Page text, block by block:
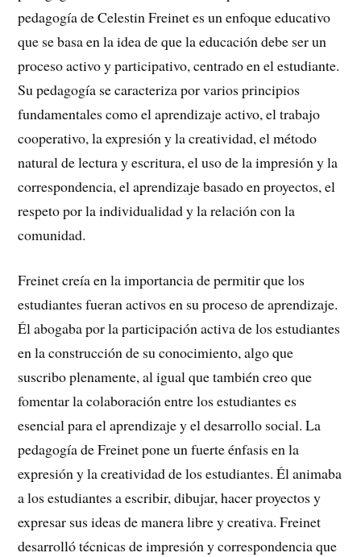
pedagogía de Celestin Freinet es un enfoque educativo
que se basa en la idea de que la educación debe ser un
proceso activo y participativo, centrado en el estudiante.
Su pedagogía se caracteriza por varios principios
fundamentales como el aprendizaje activo, el trabajo
cooperativo, la expresión y la creatividad, el método
natural de lectura y escritura, el uso de la impresión y la
correspondencia, el aprendizaje basado en proyectos, el
respeto por la individualidad y la relación con la
comunidad.
Freinet creía en la importancia de permitir que los
estudiantes fueran activos en su proceso de aprendizaje.
Él abogaba por la participación activa de los estudiantes
en la construcción de su conocimiento, algo que
suscribo plenamente, al igual que también creo que
fomentar la colaboración entre los estudiantes es
esencial para el aprendizaje y el desarrollo social. La
pedagogía de Freinet pone un fuerte énfasis en la
expresión y la creatividad de los estudiantes. Él animaba
a los estudiantes a escribir, dibujar, hacer proyectos y
expresar sus ideas de manera libre y creativa. Freinet
desarrolló técnicas de impresión y correspondencia que